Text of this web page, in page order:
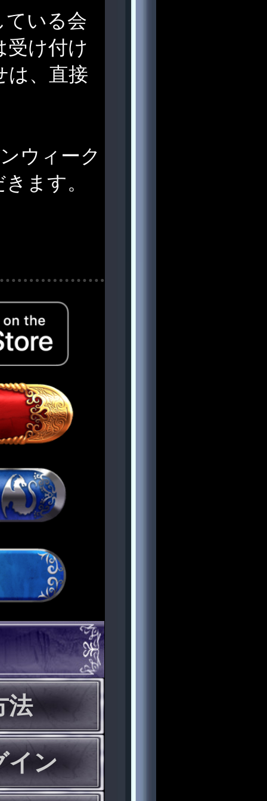
いる会
受け付け
は、直接
ウィーク
ます。
法
イン